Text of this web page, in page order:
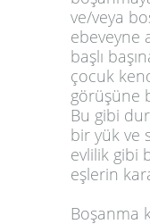
ve/veya
ebeveyne
başlı
çocuk
görüşüne
Bu gibi
bir yük ve
evlilik gibi
eşlerin
Boşanma